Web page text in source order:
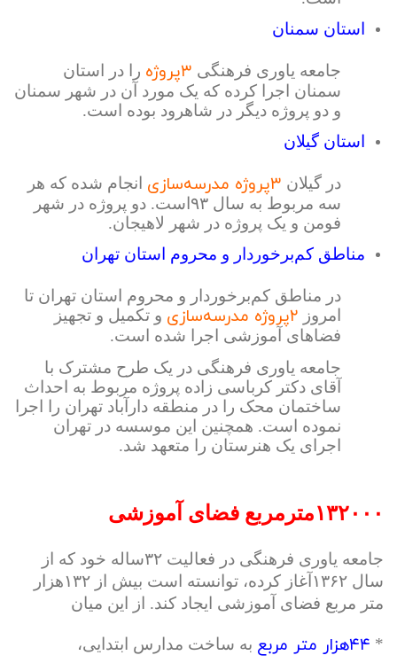
استان سمنان
جامعه یاوری فرهنگی ۳پروژه
را در استان
سمنان اجرا کرده که یک مورد آن در شهر سمنان
و دو پروژه دیگر در شاهرود بوده است.
استان گیلان
در گیلان ۳پروژه مدرسه‌سازی
انجام شده که هر
سه مربوط به سال ۹۳است. دو پروژه در شهر
فومن و یک پروژه در شهر لاهیجان.
مناطق کم‌برخوردار و محروم استان تهران
در مناطق کم‌برخوردار و محروم استان تهران تا
امروز ۲پروژه مدرسه‌سازی
و تکمیل و تجهیز
فضاهای آموزشی اجرا شده است.
جامعه یاوری فرهنگی در یک طرح مشترک با
آقای دکتر کرباسی زاده پروژه مربوط به احداث
ساختمان محک را در منطقه دارآباد تهران را اجرا
نموده است. همچنین این موسسه در تهران
اجرای یک هنرستان را متعهد شد.
۱۳۲۰۰۰مترمربع فضای آموزشی
جامعه یاوری فرهنگی در فعالیت ۳۲ساله خود که از
سال ۱۳۶۲آغاز کرده، توانسته است بیش از ۱۳۲هزار
متر مربع فضای آموزشی ایجاد کند. از این میان
* ۴۴هزار متر مربع به ساخت مدارس ابتدایی،